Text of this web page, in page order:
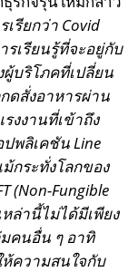
เรียกว่า Covid
รเรียนรู้ที่จะอยู่กับ
บริโภคที่เปลี่ยน
ดสั่งอาหารผ่าน
งงานที่เข้าถึง
ปพลิเคชันLine
กระทั่งโลกของ
(Non-Fungible
ล่านี้ไม่ได้มีเพียง
คนอื่น ๆ อาทิ
ห้ความสนใจกับ